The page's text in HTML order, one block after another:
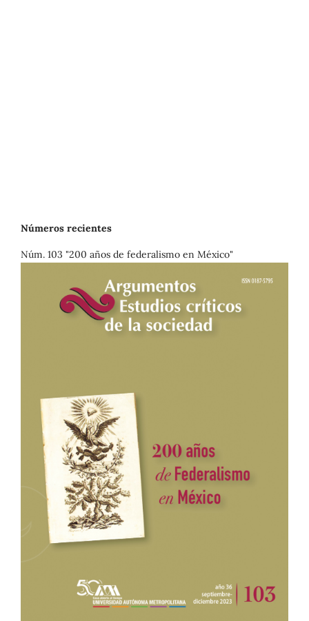
Números recientes
Núm. 103 "200 años de federalismo en México"